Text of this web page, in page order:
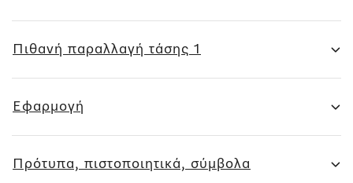
Πιθανή παραλλαγή τάσης 1
Εφαρμογή
Πρότυπα, πιστοποιητικά, σύμβολα